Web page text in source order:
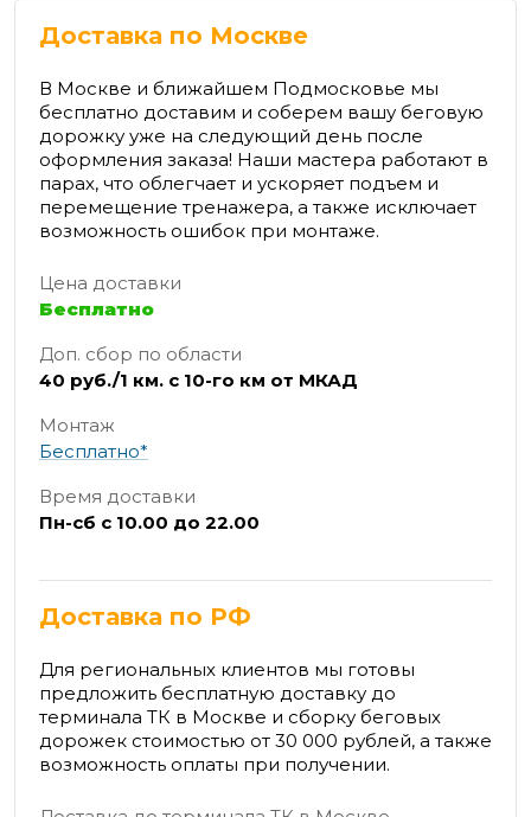
Доставка по Москве
В Москве и ближайшем Подмосковье мы
бесплатно доставим и соберем вашу беговую
дорожку уже на следующий день после
оформления заказа! Наши мастера работают в
парах, что облегчает и ускоряет подъем и
перемещение тренажера, а также исключает
возможность ошибок при монтаже.
Цена доставки
Бесплатно
Доп. сбор по области
40 руб./1 км. с 10-го км от МКАД
Монтаж
Бесплатно*
Время доставки
Пн-сб с 10.00 до 22.00
Доставка по РФ
Для региональных клиентов мы готовы
предложить бесплатную доставку до
терминала ТК в Москве и сборку беговых
дорожек стоимостью от 30 000 рублей, а также
возможность оплаты при получении.